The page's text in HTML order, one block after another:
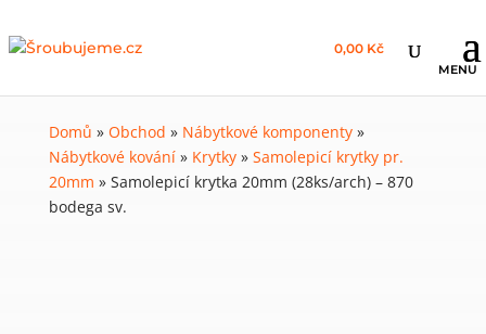
0,00 Kč
Domů » Obchod » Nábytkové komponenty»
Nábytkové kování» Krytky» Samolepicí krytky pr.
20mm » Samolepicí krytka 20mm (28ks/arch) – 870
bodega sv.